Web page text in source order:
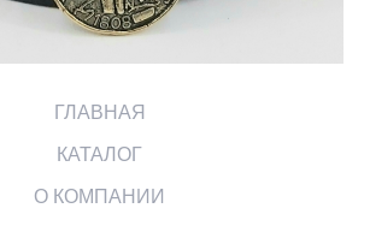
ГЛАВНАЯ
КАТАЛОГ
О КОМПАНИИ